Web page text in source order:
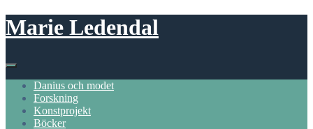
Skip
to
Marie Ledendal
Danius och modet
Forskning
Konstprojekt
Böcker